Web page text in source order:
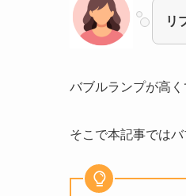
リ
バブルランプが高く
そこで本記事ではバ